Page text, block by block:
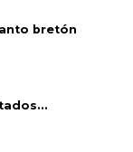
bretón